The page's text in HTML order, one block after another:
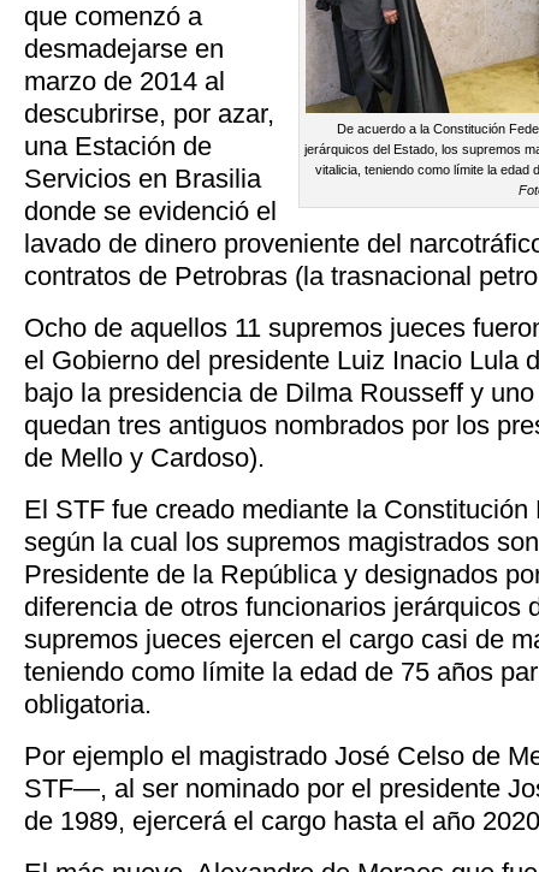
De acuerdo a la Constitución
jerárquicos del Estado, los supremos
vitalicia, teniendo como límite la edad
que comenzó a
desmadejarse en
marzo de 2014 al
descubrirse, por azar,
una Estación de
Servicios en Brasilia
donde se evidenció el
lavado de dinero proveniente del
contratos de Petrobras (la trasnacional
Ocho de aquellos 11 supremos jueces
el Gobierno del presidente Luiz Inacio Lula
bajo la presidencia de Dilma Rousseff y
quedan tres antiguos nombrados por los
de Mello y Cardoso).
El STF fue creado mediante la Constitución
según la cual los supremos magistrados
Presidente de la República y designados
diferencia de otros funcionarios jerárquicos
supremos jueces ejercen el cargo casi de
teniendo como límite la edad de 75 años
obligatoria.
Por ejemplo el magistrado José Celso de
STF—, al ser nominado por el presidente
de 1989, ejercerá el cargo hasta el año